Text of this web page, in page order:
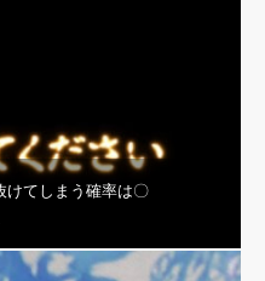
けてしまう確率は〇